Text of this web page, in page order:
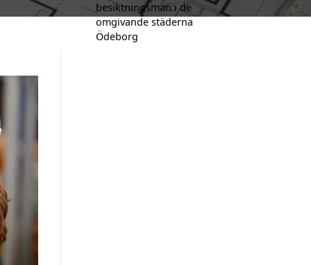
besiktningsman i de
omgivande städerna
Ödeborg